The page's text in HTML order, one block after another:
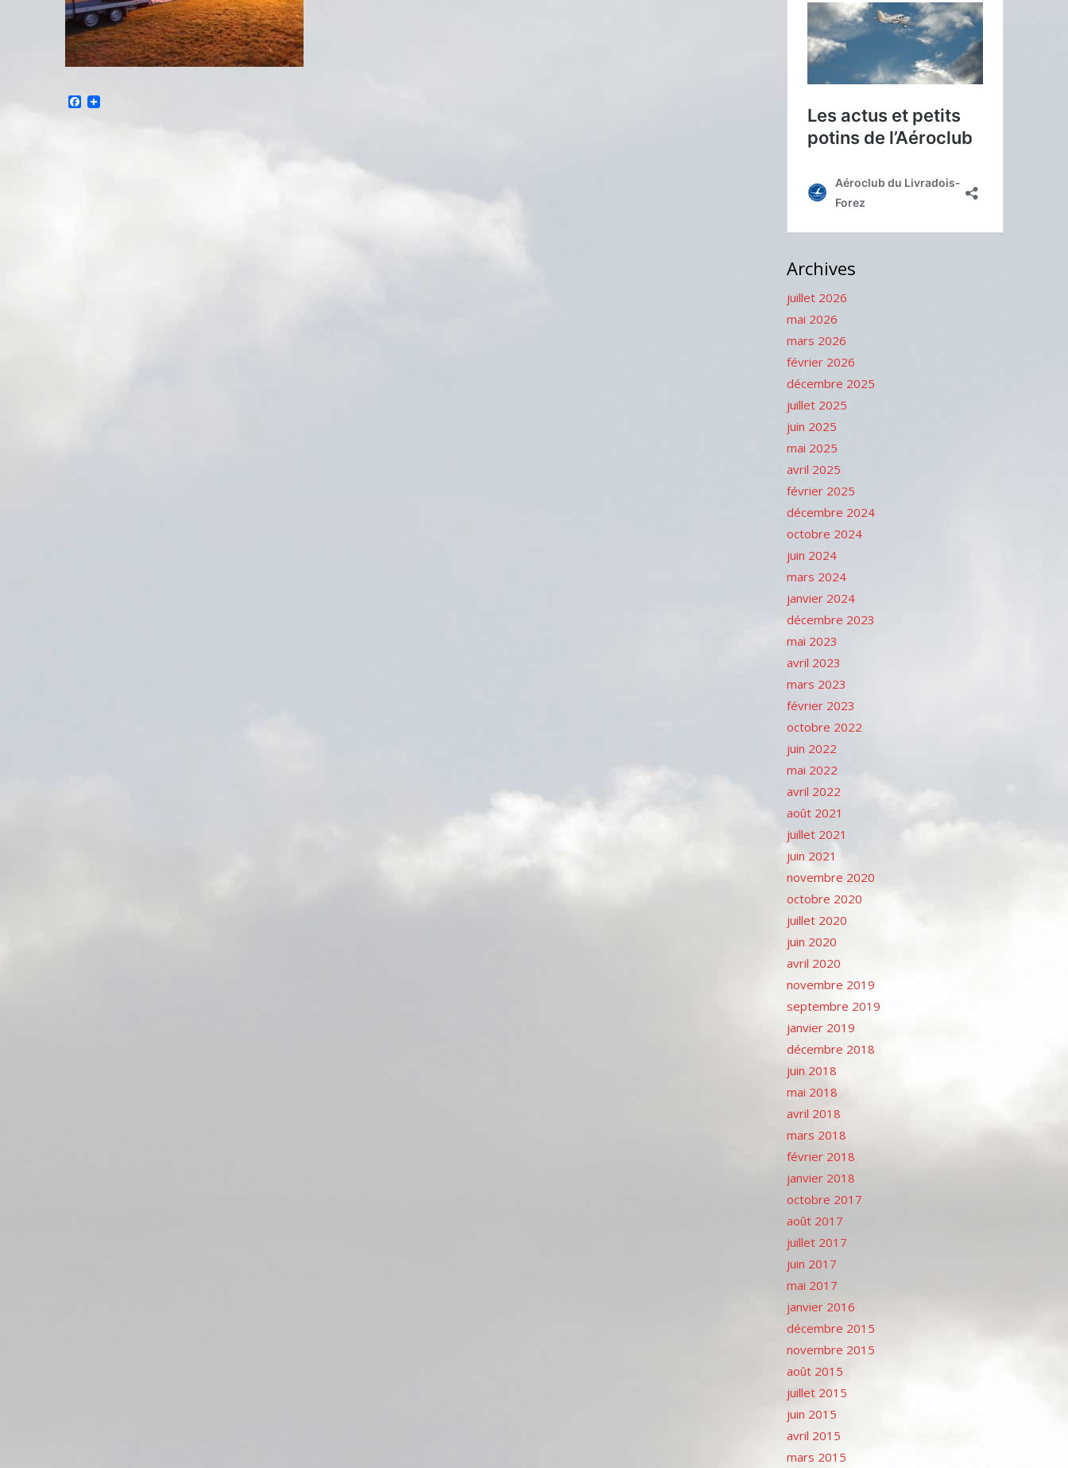
Facebook
Archives
juillet 2026
mai 2026
mars 2026
février 2026
décembre 2025
juillet 2025
juin 2025
mai 2025
avril 2025
février 2025
décembre 2024
octobre 2024
juin 2024
mars 2024
janvier 2024
décembre 2023
mai 2023
avril 2023
mars 2023
février 2023
octobre 2022
juin 2022
mai 2022
avril 2022
août 2021
juillet 2021
juin 2021
novembre 2020
octobre 2020
juillet 2020
juin 2020
avril 2020
novembre 2019
septembre 2019
janvier 2019
décembre 2018
juin 2018
mai 2018
avril 2018
mars 2018
février 2018
janvier 2018
octobre 2017
août 2017
juillet 2017
juin 2017
mai 2017
janvier 2016
décembre 2015
novembre 2015
août 2015
juillet 2015
juin 2015
avril 2015
mars 2015